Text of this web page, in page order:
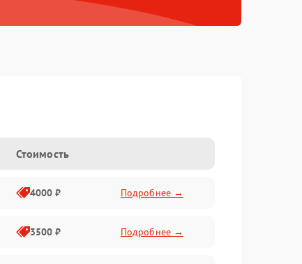
Стоимость
4000 ₽ Подробнее →
3500 ₽ Подробнее →